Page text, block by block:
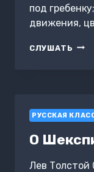
под
движения,
СЛУШАТЬ ДОЧЬ
РУССКАЯ
О
Лев Толстой